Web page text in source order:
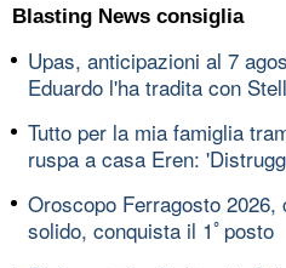
Blasting News consiglia
Upas, anticipazioni al 7
Eduardo l'ha tradita con
Tutto per la mia famiglia
ruspa a casa Eren:
Oroscopo Ferragosto
solido, conquista il 1ﾟposto